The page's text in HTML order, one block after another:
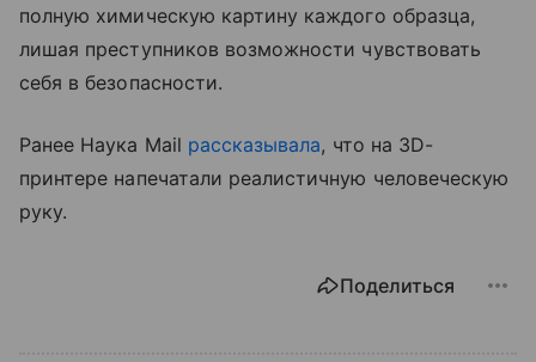
полную химическую картину каждого образца,
лишая преступников возможности чувствовать
себя в безопасности.
Ранее Наука Mail рассказывала, что на 3D-
принтере напечатали реалистичную человеческую
руку.
Поделиться